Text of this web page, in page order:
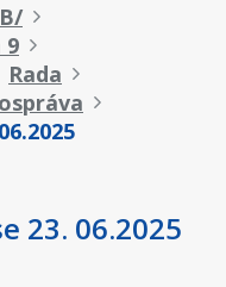
9
Rada
23. 06.2025